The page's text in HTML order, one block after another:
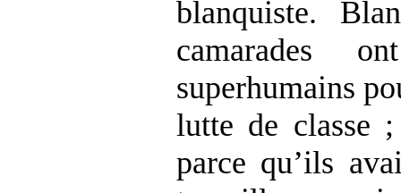
blanquiste.
camarades
superhumains
lutte de classe
parce qu’ils